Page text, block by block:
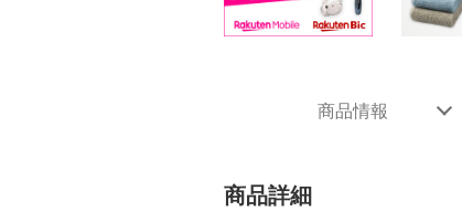
商品情報
商品詳細